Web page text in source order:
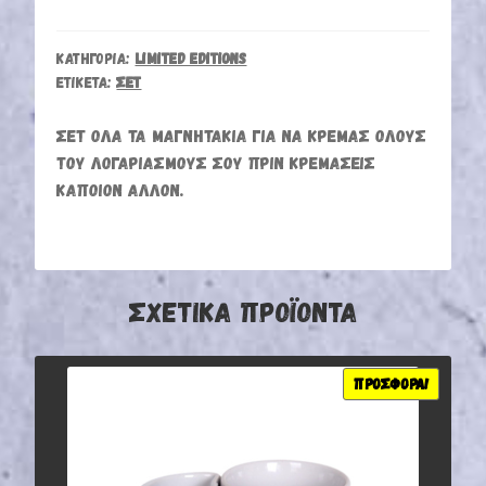
ΚΑΤΗΓΟΡΊΑ: LIMITED EDITIONS
ΕΤΙΚΈΤΑ:ΣΕΤ
ΣΕΤ ΌΛΑ ΤΑ ΜΑΓΝΗΤΆΚΙΑ ΓΙΑ ΝΑ ΚΡΕΜΆΣ ΌΛΟΥΣ
ΤΟΥ ΛΟΓΑΡΙΑΣΜΟΎΣ ΣΟΥ ΠΡΙΝ ΚΡΕΜΆΣΕΙΣ
ΚΆΠΟΙΟΝ ΆΛΛΟΝ.
ΣΧΕΤΙΚΆ ΠΡΟΪΌΝΤΑ
ΠΡΟΣΦΟΡΆ!